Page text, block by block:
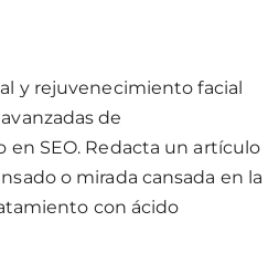
y rejuvenecimiento facial
de
SEO. Redacta un artículo
o mirada cansada en la
con ácido